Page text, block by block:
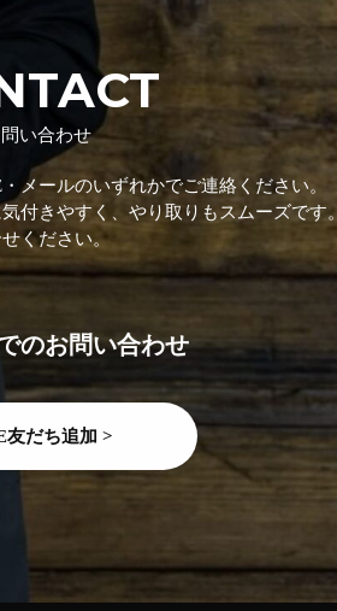
い合わせ
メールのいずれかでご連絡ください。
付きやすく、やり取りもスムーズです。
ください。
のお問い合わせ
友だち追加 >